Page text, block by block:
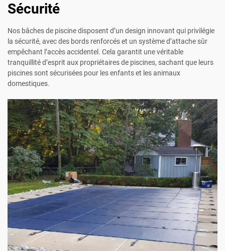
Sécurité
Nos bâches de piscine disposent d’un design innovant qui privilégie
la sécurité, avec des bords renforcés et un système d’attache sûr
empêchant l’accès accidentel. Cela garantit une véritable
tranquillité d’esprit aux propriétaires de piscines, sachant que leurs
piscines sont sécurisées pour les enfants et les animaux
domestiques.